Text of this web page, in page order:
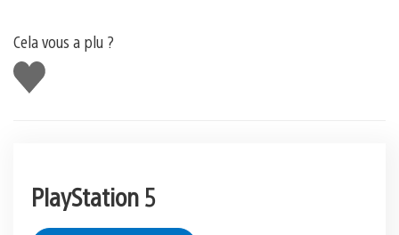
Cela vous a plu ?
J'aime
PlayStation 5